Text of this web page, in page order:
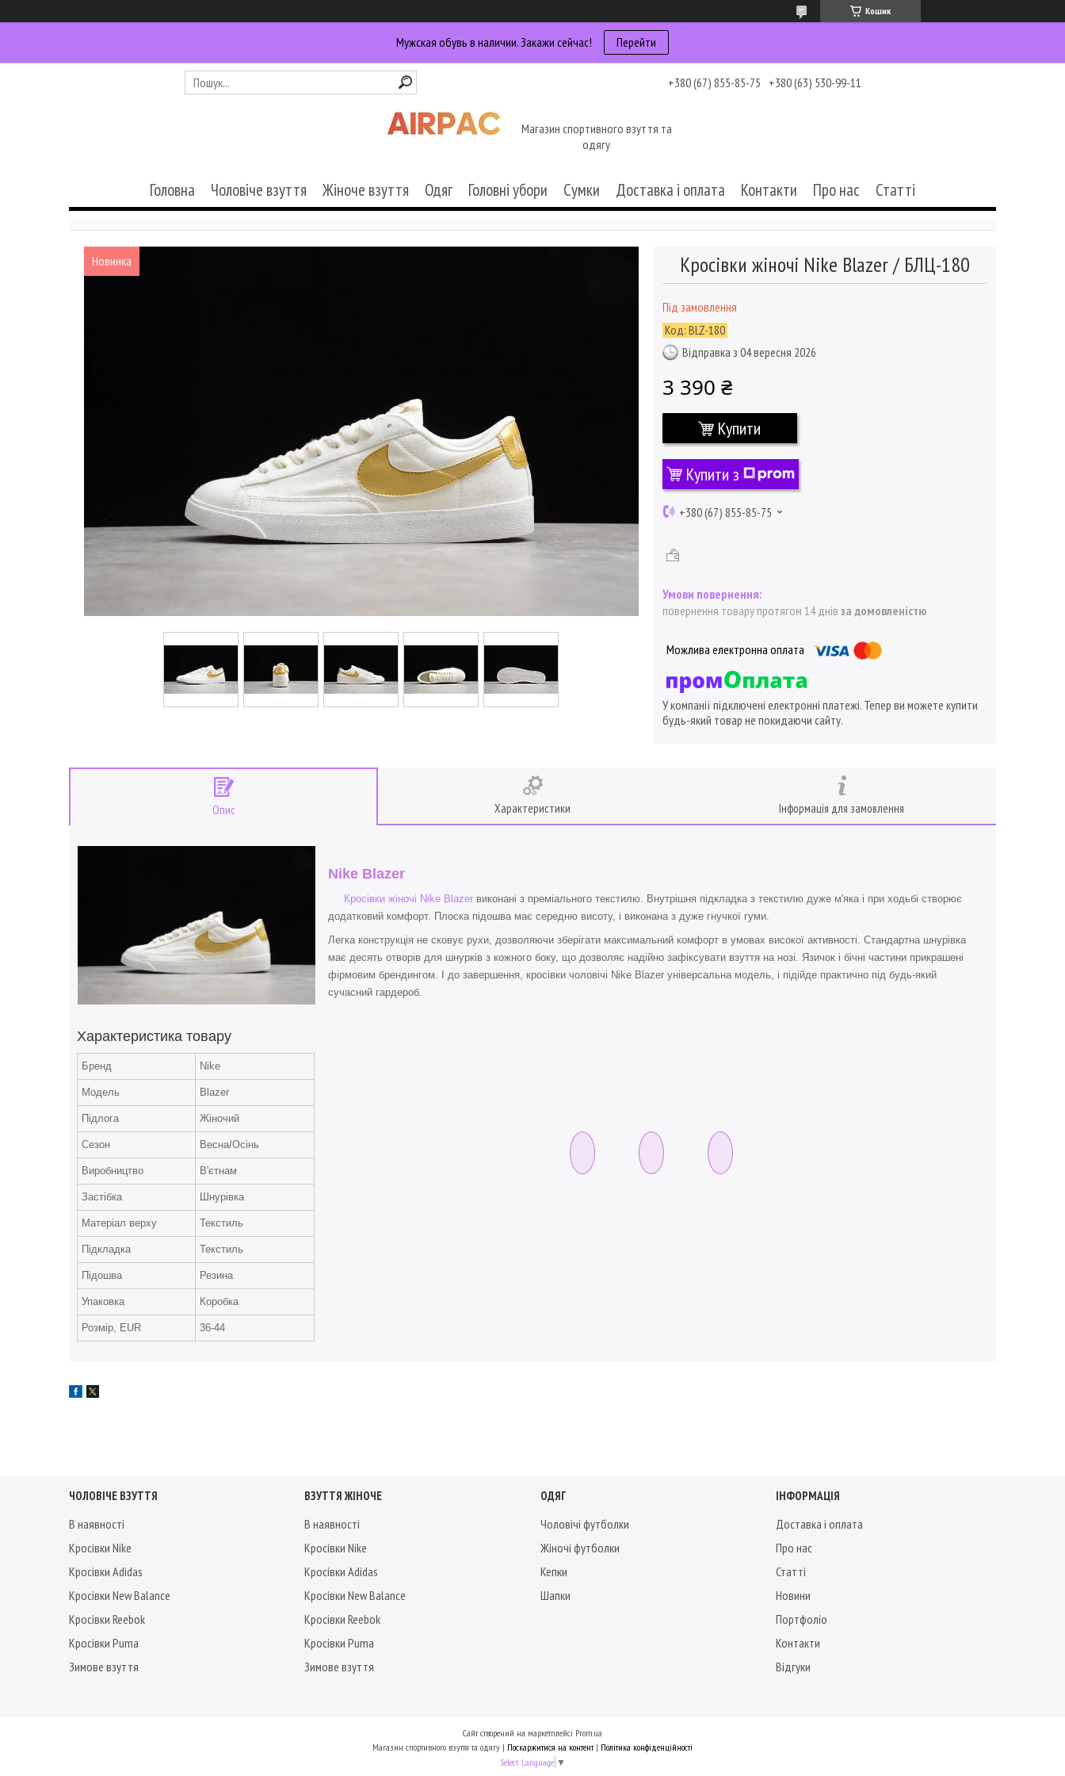
Кошик
Мужская обувь в наличии. Закажи сейчас! Перейти
+380 (67) 855-85-75 +380 (63) 530-99-11
Магазин спортивного взуття та
одягу
Головна Чоловіче взуття Жіноче взуття Одяг Головні убори Сумки Доставка і оплата Контакти Про нас Статті
Новинка Кросівки жіночі Nike Blazer / БЛЦ-180
Під замовлення
Код: BLZ-180
Відправка з 04 вересня 2026
3 390 ₴
Купити
Купити з
+380 (67) 855-85-75
повернення товару протягом 14 днів за домовленістю
У компанії підключені електронні платежі. Тепер ви можете купити
будь-який товар не покидаючи сайту.
Опис Характеристики Інформація для замовлення
Nike Blazer
Кросівки жіночі Nike Blazer виконані з преміального текстилю. Внутрішня підкладка з текстилю дуже м'яка і при ходьбі створює
додатковий комфорт. Плоска підошва має середню висоту, і виконана з дуже гнучкої гуми.
Легка конструкція не сковує рухи, дозволяючи зберігати максимальний комфорт в умовах високої активності. Стандартна шнурівка
має десять отворів для шнурків з кожного боку, що дозволяє надійно зафіксувати взуття на нозі. Язичок і бічні частини прикрашені
фірмовим брендингом. І до завершення, кросівки чоловічі Nike Blazer універсальна модель, і підійде практично під будь-який
сучасний гардероб.
Характеристика товару
Бренд Nike
Модель Blazer
Підлога Жіночий
Сезон Весна/Осінь
Виробництво В'єтнам
Застібка Шнурівка
Матеріал верху Текстиль
Підкладка Текстиль
Підошва Резина
Упаковка Коробка
Розмір, EUR 36-44
ЧОЛОВІЧЕ ВЗУТТЯ
В наявності
Кросівки Nike
Кросівки Adidas
Кросівки New Balance
Кросівки Reebok
Кросівки Puma
Зимове взуття
ВЗУТТЯ ЖІНОЧЕ
В наявності
Кросівки Nike
Кросівки Adidas
Кросівки New Balance
Кросівки Reebok
Кросівки Puma
Зимове взуття
ОДЯГ
Чоловічі футболки
Жіночі футболки
Кепки
Шапки
ІНФОРМАЦІЯ
Доставка і оплата
Про нас
Статті
Новини
Портфоліо
Контакти
Відгуки
Сайт створений на маркетплейсі Prom.ua
Магазин спортивного взуття та одягу | Поскаржитися на контент | Політика конфіденційності
Select Language ▼